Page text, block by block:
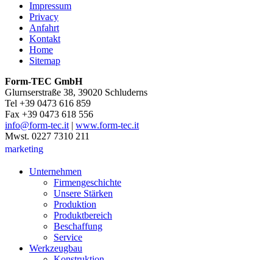
Impressum
Privacy
Anfahrt
Kontakt
Home
Sitemap
Form-TEC GmbH
Glurnserstraße 38, 39020 Schluderns
Tel +39 0473 616 859
Fax +39 0473 618 556
info@form-tec.it| www.form-tec.it
Mwst. 0227 7310 211
marketing
Unternehmen
Firmengeschichte
Unsere Stärken
Produktion
Produktbereich
Beschaffung
Service
Werkzeugbau